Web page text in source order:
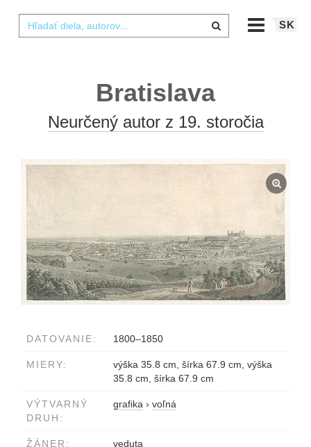
SK
Bratislava
Neurčený autor z 19. storočia
DATOVANIE: 1800–1850
MIERY:
výška 35.8 cm, šírka 67.9 cm, výška
35.8 cm, šírka 67.9 cm
VÝTVARNÝ
DRUH:
grafika › voľná
ŽÁNER:
veduta